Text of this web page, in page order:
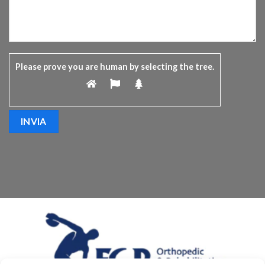
Please prove you are human by selecting the tree.